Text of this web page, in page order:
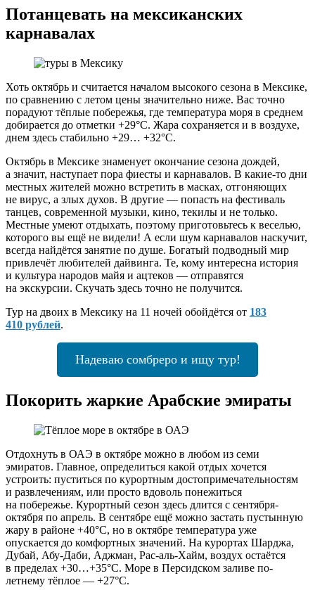
Потанцевать на мексиканских
карнавалах
Хоть октябрь и считается началом высокого сезона в Мексике,
по сравнению с летом цены значительно ниже. Вас точно
порадуют тёплые побережья, где температура моря в среднем
добирается до отметки +29°C. Жара сохраняется и в воздухе,
днем здесь стабильно +29… +32°C.
Октябрь в Мексике знаменует окончание сезона дождей,
а значит, наступает пора фиесты и карнавалов. В какие-то дни
местных жителей можно встретить в масках, отгоняющих
не вирус, а злых духов. В другие — попасть на фестиваль
танцев, современной музыки, кино, текилы и не только.
Местные умеют отдыхать, поэтому приготовьтесь к веселью,
которого вы ещё не видели! А если шум карнавалов наскучит,
всегда найдётся занятие по душе. Богатый подводный мир
привлечёт любителей дайвинга. Те, кому интересна история
и культура народов майя и ацтеков — отправятся
на экскурсии. Скучать здесь точно не получится.
Тур на двоих в Мексику на 11 ночей обойдётся от 183
410 рублей.
Надеваю сомбреро и ищу тур!
Покорить жаркие Арабские эмираты
Отдохнуть в ОАЭ в октябре можно в любом из семи
эмиратов. Главное, определиться какой отдых хочется
устроить: пуститься по курортным достопримечательностям
и развлечениям, или просто вдоволь понежиться
на побережье. Курортный сезон здесь длится с сентября-
октября по апрель. В сентябре ещё можно застать пустынную
жару в районе +40°C, но в октябре температура уже
опускается до комфортных значений. На курортах Шарджа,
Дубай, Абу-Даби, Аджман, Рас-аль-Хайм, воздух остаётся
в пределах +30…+35°C. Море в Персидском заливе по-
летнему тёплое — +27°C.